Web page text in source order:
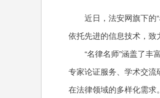
近日，法安网旗下的
依托先进的信息技术，致
“名律名师”涵盖了丰
专家论证服务、学术交
在法律领域的多样化需